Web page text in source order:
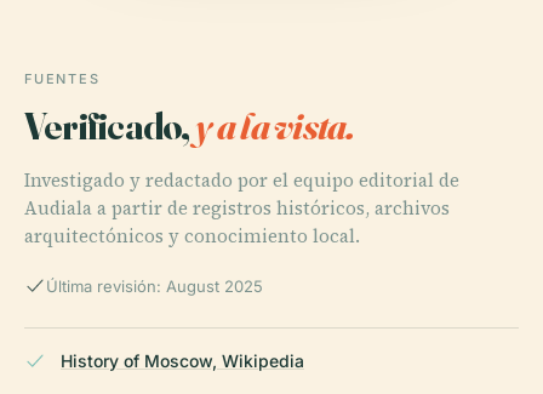
FUENTES
Verificado,y a la vista.
Investigado y redactado por el equipo editorial de
Audiala a partir de registros históricos, archivos
arquitectónicos y conocimiento local.
Última revisión: August 2025
History of Moscow, Wikipedia